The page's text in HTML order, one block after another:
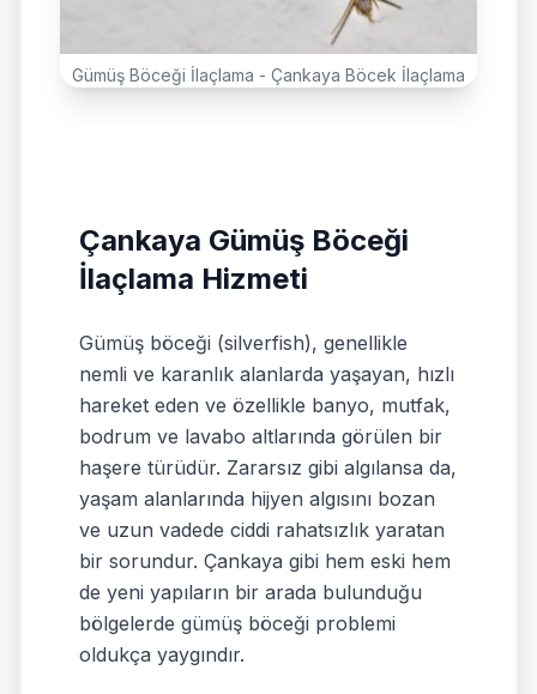
Gümüş Böceği İlaçlama - Çankaya Böcek İlaçlama
Çankaya Gümüş Böceği
İlaçlama Hizmeti
Gümüş böceği (silverfish), genellikle
nemli ve karanlık alanlarda yaşayan, hızlı
hareket eden ve özellikle banyo, mutfak,
bodrum ve lavabo altlarında görülen bir
haşere türüdür. Zararsız gibi algılansa da,
yaşam alanlarında hijyen algısını bozan
ve uzun vadede ciddi rahatsızlık yaratan
bir sorundur. Çankaya gibi hem eski hem
de yeni yapıların bir arada bulunduğu
bölgelerde gümüş böceği problemi
oldukça yaygındır.